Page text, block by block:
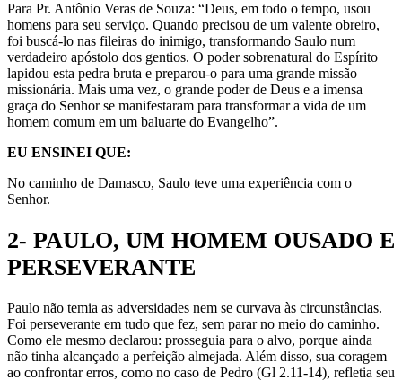
Para Pr. Antônio Veras de Souza: “Deus, em todo o tempo, usou
homens para seu serviço. Quando precisou de um valente obreiro,
foi buscá-lo nas fileiras do inimigo, transformando Saulo num
verdadeiro apóstolo dos gentios. O poder sobrenatural do Espírito
lapidou esta pedra bruta e preparou-o para uma grande missão
missionária. Mais uma vez, o grande poder de Deus e a imensa
graça do Senhor se manifestaram para transformar a vida de um
homem comum em um baluarte do Evangelho”.
EU ENSINEI QUE:
No caminho de Damasco, Saulo teve uma experiência com o
Senhor.
2- PAULO, UM HOMEM OUSADO E
PERSEVERANTE
Paulo não temia as adversidades nem se curvava às circunstâncias.
Foi perseverante em tudo que fez, sem parar no meio do caminho.
Como ele mesmo declarou: prosseguia para o alvo, porque ainda
não tinha alcançado a perfeição almejada. Além disso, sua coragem
ao confrontar erros, como no caso de Pedro (Gl 2.11-14), refletia seu